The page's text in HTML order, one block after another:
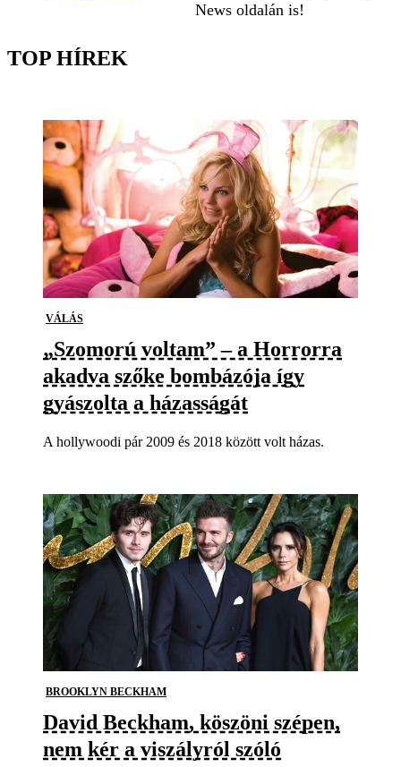
News oldalán is!
TOP HÍREK
VÁLÁS
„Szomorú voltam” – a Horrorra
akadva szőke bombázója így
gyászolta a házasságát
A hollywoodi pár 2009 és 2018 között volt házas.
BROOKLYN BECKHAM
David Beckham, köszöni szépen,
nem kér a viszályról szóló